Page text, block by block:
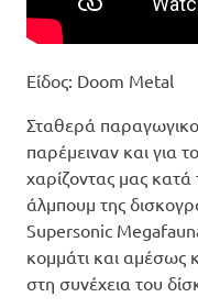
Είδος: Doom Metal
Σταθερά
παρέμειναν και για
χαρίζοντας μας
άλμπουμ της
Supersonic
κομμάτι και αμέσως
στη συνέχεια του